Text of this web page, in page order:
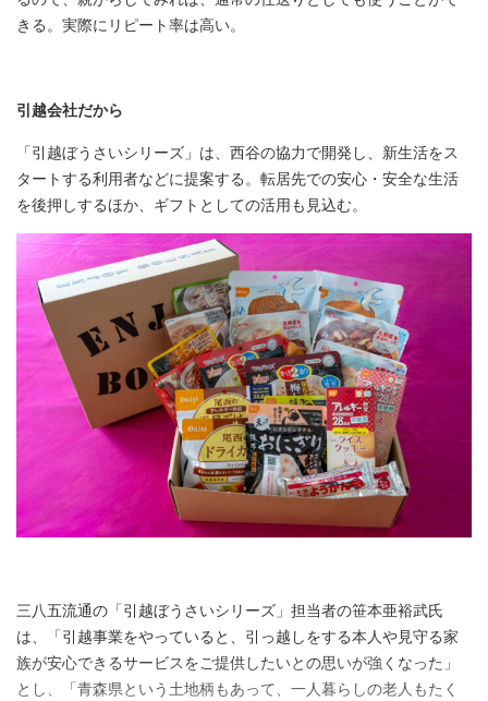
きる。実際にリピート率は高い。
引越会社だから
「引越ぼうさいシリーズ」は、西谷の協力で開発し、新生活をス
タートする利用者などに提案する。転居先での安心・安全な生活
を後押しするほか、ギフトとしての活用も見込む。
三八五流通の「引越ぼうさいシリーズ」担当者の笹本亜裕武氏
は、「引越事業をやっていると、引っ越しをする本人や見守る家
族が安心できるサービスをご提供したいとの思いが強くなった」
とし、「青森県という土地柄もあって、一人暮らしの老人もたく